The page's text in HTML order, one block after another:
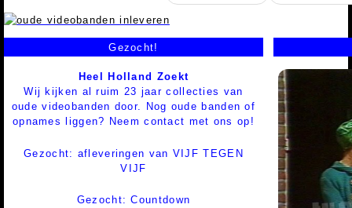
Gezocht!
Heel Holland Zoekt
Wij kijken al ruim 23 jaar collecties van
oude videobanden door. Nog oude banden of
opnames liggen? Neem contact met ons op!
Gezocht: afleveringen van VIJF TEGEN
VIJF
Gezocht: Countdown